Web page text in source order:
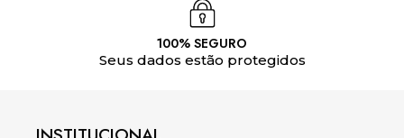
100% SEGURO
Seus dados estão protegidos